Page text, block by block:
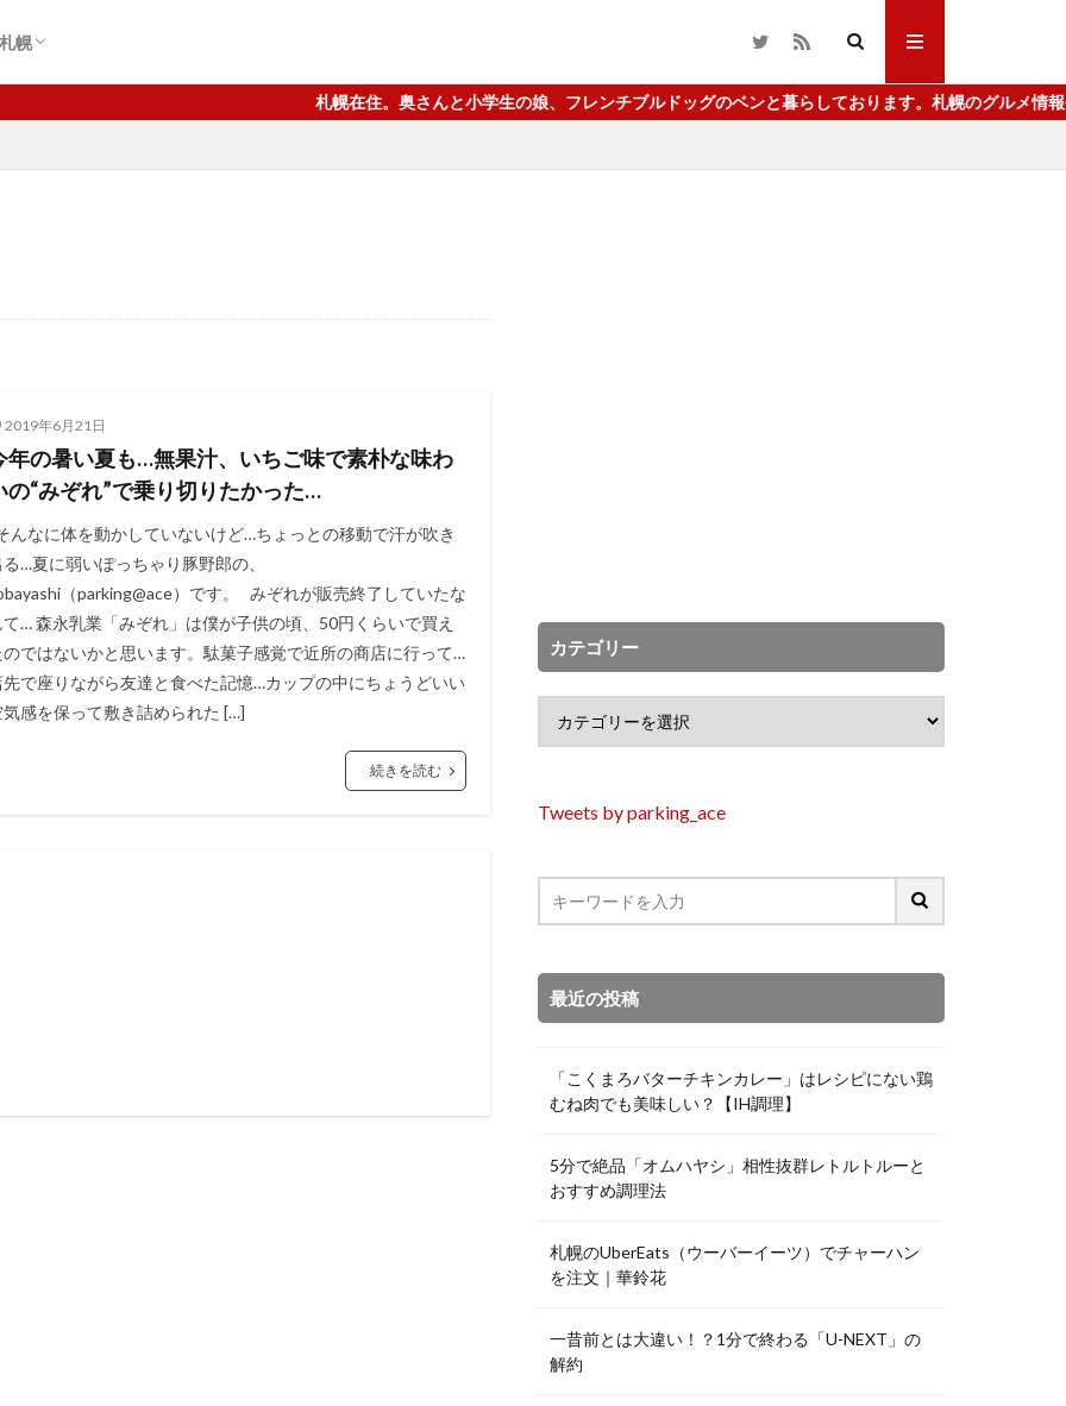
幌
ー前周辺
札幌在住。奥さんと小学生の娘、フレンチブルドッグのベンと暮らしております。札幌のグルメ情報や動画
2019年6月21日
年の暑い夏も…無果汁、いちご味で素朴な味わ
の“みぞれ”で乗り切りたかった…
んなに体を動かしていないけど…ちょっとの移動で汗が吹き
…夏に弱いぽっちゃり豚野郎の、
（parking@ace）です。 みぞれが販売終了していたな
て… 森永乳業「みぞれ」は僕が子供の頃、50円くらいで買え
のではないかと思います。駄菓子感覚で近所の商店に行って…
先で座りながら友達と食べた記憶…カップの中にちょうどいい
気感を保って敷き詰められた […]
続きを読む
カテゴリー
Tweets by parking_ace
最近の投稿
「こくまろバターチキンカレー」はレシピにない鶏
むね肉でも美味しい？【IH調理】
5分で絶品「オムハヤシ」相性抜群レトルトルーと
おすすめ調理法
札幌のUberEats（ウーバーイーツ）でチャーハン
を注文｜華鈴花
一昔前とは大違い！？1分で終わる「U-NEXT」の
解約